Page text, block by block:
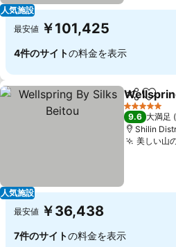
人気施設
最安値 ￥101,425
4件のサイトの料金を表示
人気施設
シェアお気
5 ホテルのラ
9.6 大満足
Shilin
美しい山
最安値 ￥36,438
7件のサイトの料金を表示